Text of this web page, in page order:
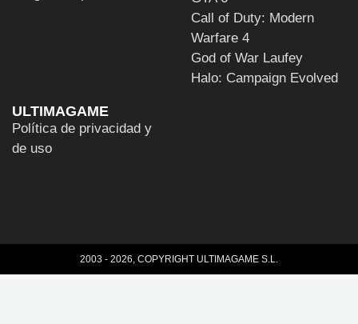
Call of Duty: Modern
Warfare 4
God of War Laufey
Halo: Campaign Evolved
ULTIMAGAME
Política de privacidad y
de uso
2003 - 2026, COPYRIGHT ULTIMAGAME S.L.